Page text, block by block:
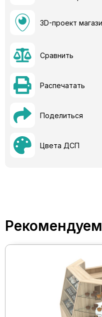
3D-проект
Сравнить
Распечатать
Поделиться
Цвета ДСП